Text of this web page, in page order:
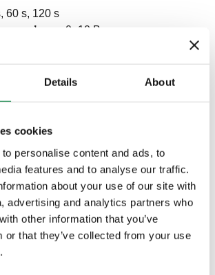
Details About
cookies
personalise content and ads, to
features and to analyse our traffic.
about your use of our site with
advertising and analytics partners who
other information that you’ve
or that they’ve collected from your use
60 s, 120 s
зв’язку
0–10 В
54
температури повітря
-10–55 °C
СПЕЦИФІКАЦІЇ